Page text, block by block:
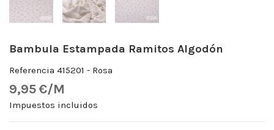
Bambula Estampada Ramitos Algodón
Referencia 415201 - Rosa
9,95 €/M
Impuestos incluidos